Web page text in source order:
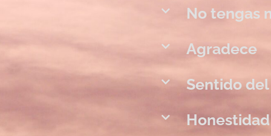
No tengas
Agradece
Sentido
Honestidad